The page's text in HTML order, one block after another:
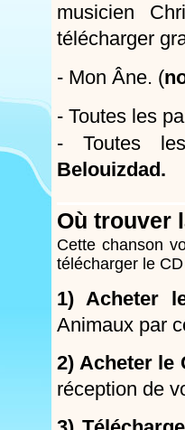
musicien
télécharger
- Mon Âne. (
- Toutes les
- Toutes
Belouizdad.
Où trouver
Cette chanson
télécharger le
1) Acheter
Animaux par
2) Acheter le
réception de